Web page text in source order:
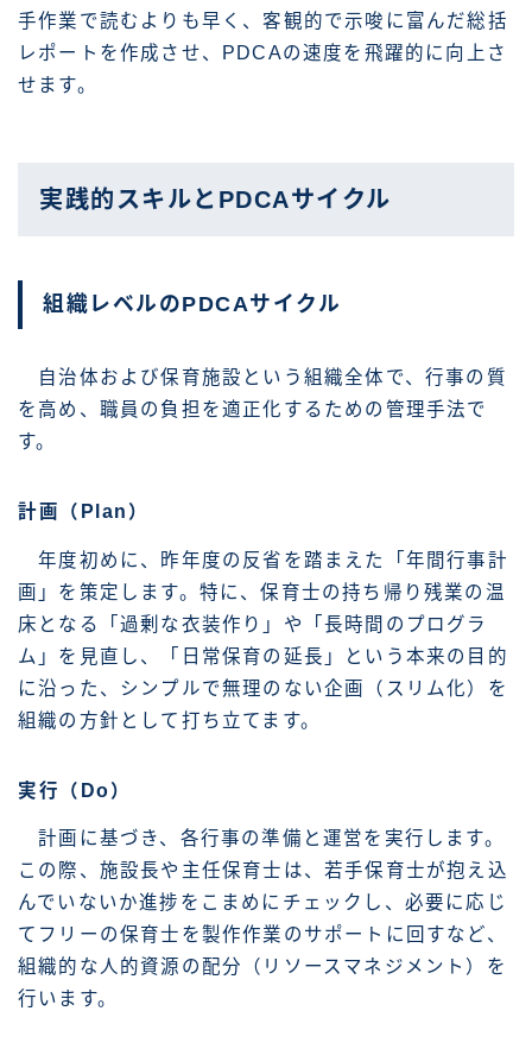
手作業で読むよりも早く、客観的で示唆に富んだ総括
レポートを作成させ、PDCAの速度を飛躍的に向上さ
せます。
実践的スキルとPDCAサイクル
組織レベルのPDCAサイクル
自治体および保育施設という組織全体で、行事の質
を高め、職員の負担を適正化するための管理手法で
す。
計画（Plan）
年度初めに、昨年度の反省を踏まえた「年間行事計
画」を策定します。特に、保育士の持ち帰り残業の温
床となる「過剰な衣装作り」や「長時間のプログラ
ム」を見直し、「日常保育の延長」という本来の目的
に沿った、シンプルで無理のない企画（スリム化）を
組織の方針として打ち立てます。
実行（Do）
計画に基づき、各行事の準備と運営を実行します。
この際、施設長や主任保育士は、若手保育士が抱え込
んでいないか進捗をこまめにチェックし、必要に応じ
てフリーの保育士を製作作業のサポートに回すなど、
組織的な人的資源の配分（リソースマネジメント）を
行います。